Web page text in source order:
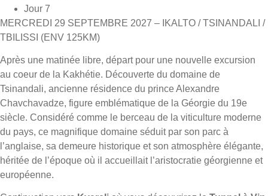
Jour 7
MERCREDI 29 SEPTEMBRE 2027 – IKALTO / TSINANDALI /
TBILISSI (ENV 125KM)
Après une matinée libre, départ pour une nouvelle excursion
au coeur de la Kakhétie. Découverte du domaine de
Tsinandali, ancienne résidence du prince Alexandre
Chavchavadze, figure emblématique de la Géorgie du 19e
siècle. Considéré comme le berceau de la viticulture moderne
du pays, ce magnifique domaine séduit par son parc à
l’anglaise, sa demeure historique et son atmosphère élégante,
héritée de l’époque où il accueillait l’aristocratie géorgienne et
européenne.